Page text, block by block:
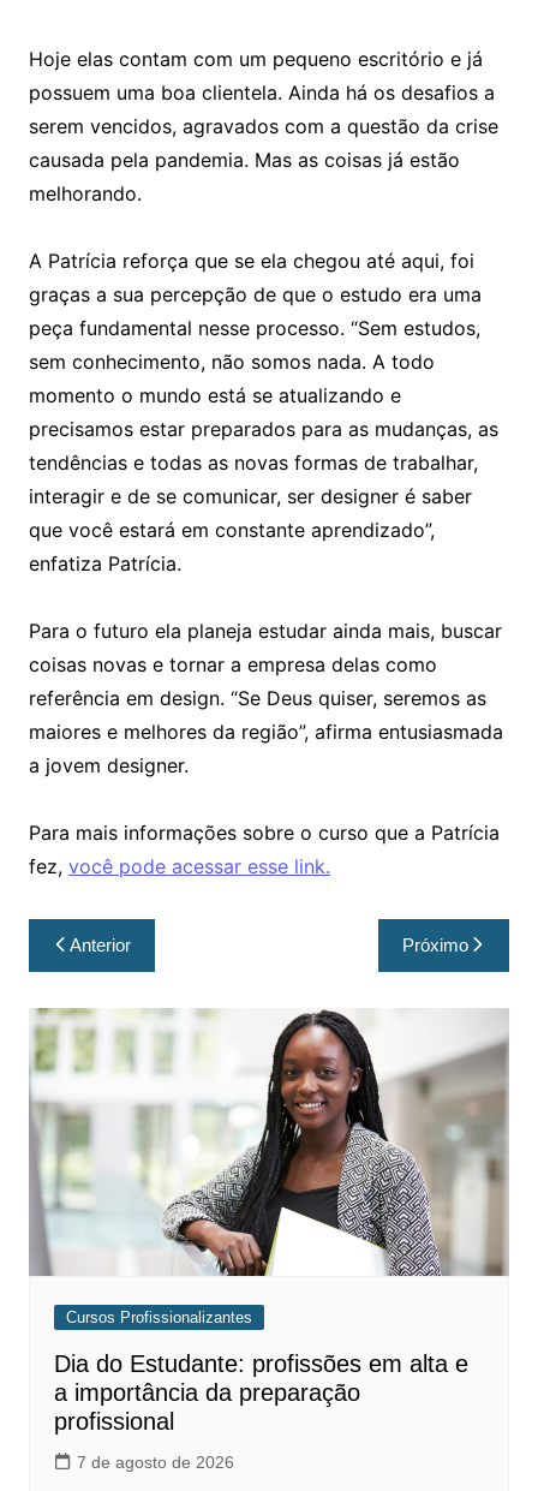
Hoje elas contam com um pequeno escritório e já
possuem uma boa clientela. Ainda há os desafios a
serem vencidos, agravados com a questão da crise
causada pela pandemia. Mas as coisas já estão
melhorando.
A Patrícia reforça que se ela chegou até aqui, foi
graças a sua percepção de que o estudo era uma
peça fundamental nesse processo. “Sem estudos,
sem conhecimento, não somos nada. A todo
momento o mundo está se atualizando e
precisamos estar preparados para as mudanças, as
tendências e todas as novas formas de trabalhar,
interagir e de se comunicar, ser designer é saber
que você estará em constante aprendizado”,
enfatiza Patrícia.
Para o futuro ela planeja estudar ainda mais, buscar
coisas novas e tornar a empresa delas como
referência em design. “Se Deus quiser, seremos as
maiores e melhores da região”, afirma entusiasmada
a jovem designer.
Para mais informações sobre o curso que a Patrícia
fez, você pode acessar esse link.
Anterior Próximo
Cursos Profissionalizantes
Dia do Estudante: profissões em alta e
a importância da preparação
profissional
7 de agosto de 2026